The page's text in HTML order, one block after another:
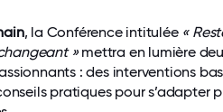
, la Conférence intitulée «
»mettra en lumière
: des interventions
pratiques pour s’adapter